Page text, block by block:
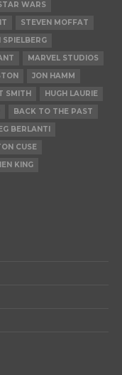
WARS
STEVEN MOFFAT
SPIELBERG
MARVEL STUDIOS
JON HAMM
SMITH
HUGH LAURIE
BACK TO THE PAST
BERLANTI
CUSE
KING